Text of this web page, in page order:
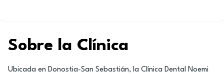
Sobre la Clínica
Ubicada en Donostia-San Sebastián, la Clínica Dental Noemi